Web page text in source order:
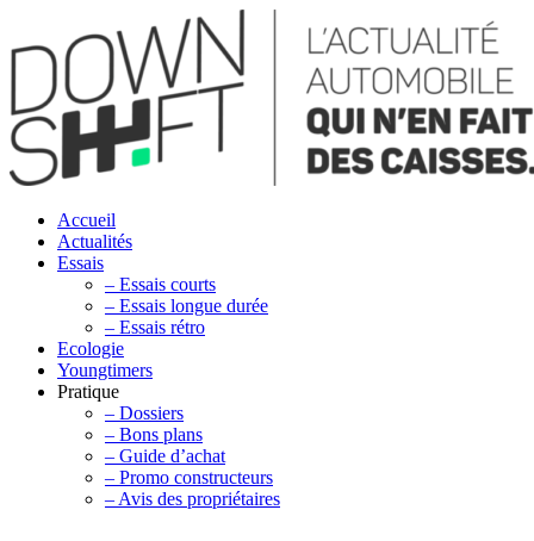
Accueil
Actualités
Essais
– Essais courts
– Essais longue durée
– Essais rétro
Ecologie
Youngtimers
Pratique
– Dossiers
– Bons plans
– Guide d’achat
– Promo constructeurs
– Avis des propriétaires